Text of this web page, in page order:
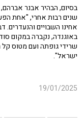
בסיום, הבהיר אבנר
שנים רבות אחרי, "אחת
אחינו השבויים
באוגנדה, נקברה במקום
שרידי גופתה ועם מטוס
ישראל".
19/01/2025